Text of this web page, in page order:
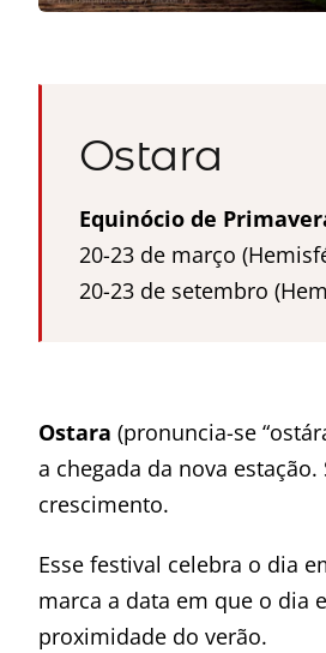
Ostara
Equinócio de
20-23 de março
20-23 de setembro
Ostara (pronuncia-se
a chegada da nova
crescimento.
Esse festival celebra o dia
marca a data em que o dia
proximidade do verão.